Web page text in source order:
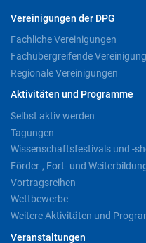
Vereinigungen der DPG
Fachliche Vereinigungen
Fachübergreifende
Regionale Vereinigungen
Aktivitäten und Programme
Selbst aktiv werden
Tagungen
Wissenschaftsfestivals und -
Förder-, Fort- und
Vortragsreihen
Wettbewerbe
Weitere Aktivitäten und
Veranstaltungen